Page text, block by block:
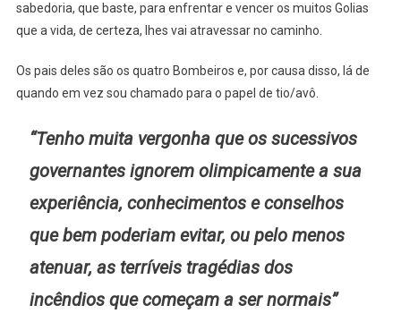
sabedoria, que baste, para enfrentar e vencer os muitos Golias
que a vida, de certeza, lhes vai atravessar no caminho.
Os pais deles são os quatro Bombeiros e, por causa disso, lá de
quando em vez sou chamado para o papel de tio/avô.
“Tenho muita vergonha que os sucessivos
governantes ignorem olimpicamente a sua
experiência, conhecimentos e conselhos
que bem poderiam evitar, ou pelo menos
atenuar, as terríveis tragédias dos
incêndios que começam a ser normais”